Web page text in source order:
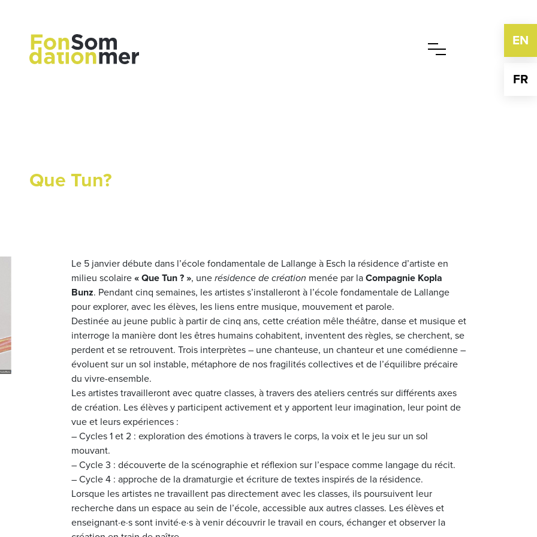
EN
FR
Que Tun?
Le 5 janvier débute dans l’école fondamentale de Lallange à Esch la résidence d’artiste en
milieu scolaire « Que Tun ? », une résidence de création menée par la Compagnie Kopla
Bunz. Pendant cinq semaines, les artistes s’installeront à l’école fondamentale de Lallange
pour explorer, avec les élèves, les liens entre musique, mouvement et parole.
Destinée au jeune public à partir de cinq ans, cette création mêle théâtre, danse et musique et
interroge la manière dont les êtres humains cohabitent, inventent des règles, se cherchent, se
perdent et se retrouvent. Trois interprètes – une chanteuse, un chanteur et une comédienne –
évoluent sur un sol instable, métaphore de nos fragilités collectives et de l’équilibre précaire
du vivre-ensemble.
Les artistes travailleront avec quatre classes, à travers des ateliers centrés sur différents axes
de création. Les élèves y participent activement et y apportent leur imagination, leur point de
vue et leurs expériences :
– Cycles 1 et 2 : exploration des émotions à travers le corps, la voix et le jeu sur un sol
mouvant.
– Cycle 3 : découverte de la scénographie et réflexion sur l’espace comme langage du récit.
– Cycle 4 : approche de la dramaturgie et écriture de textes inspirés de la résidence.
Lorsque les artistes ne travaillent pas directement avec les classes, ils poursuivent leur
recherche dans un espace au sein de l’école, accessible aux autres classes. Les élèves et
enseignant·e·s sont invité·e·s à venir découvrir le travail en cours, échanger et observer la